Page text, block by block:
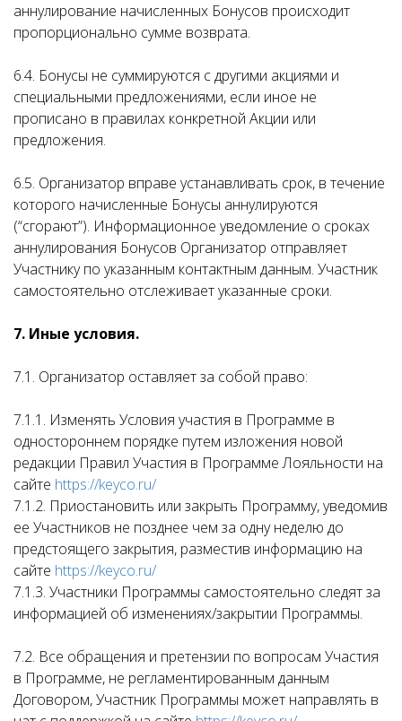
аннулирование начисленных Бонусов происходит
пропорционально сумме возврата.
6.4. Бонусы не суммируются с другими акциями и
специальными предложениями, если иное не
прописано в правилах конкретной Акции или
предложения.
6.5. Организатор вправе устанавливать срок, в течение
которого начисленные Бонусы аннулируются
(“сгорают”). Информационное уведомление о сроках
аннулирования Бонусов Организатор отправляет
Участнику по указанным контактным данным. Участник
самостоятельно отслеживает указанные сроки.
7. Иные условия.
7.1. Организатор оставляет за собой право:
7.1.1. Изменять Условия участия в Программе в
одностороннем порядке путем изложения новой
редакции Правил Участия в Программе Лояльности на
сайте https://keyco.ru/
7.1.2. Приостановить или закрыть Программу, уведомив
ее Участников не позднее чем за одну неделю до
предстоящего закрытия, разместив информацию на
сайте https://keyco.ru/
7.1.3. Участники Программы самостоятельно следят за
информацией об изменениях/закрытии Программы.
7.2. Все обращения и претензии по вопросам Участия
в Программе, не регламентированным данным
Договором, Участник Программы может направлять в